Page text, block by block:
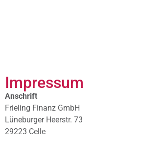
Impressum
Anschrift
Frieling Finanz GmbH
Lüneburger Heerstr. 73
29223 Celle